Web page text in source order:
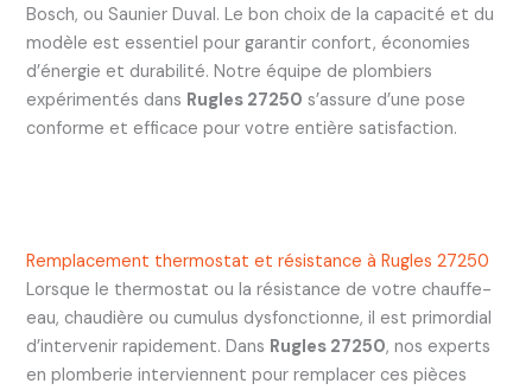
Bosch, ou Saunier Duval. Le bon choix de la capacité et du
modèle est essentiel pour garantir confort, économies
d’énergie et durabilité. Notre équipe de plombiers
expérimentés dans Rugles 27250 s’assure d’une pose
conforme et efficace pour votre entière satisfaction.
Remplacement thermostat et résistance à Rugles 27250
Lorsque le thermostat ou la résistance de votre chauffe-
eau, chaudière ou cumulus dysfonctionne, il est primordial
d’intervenir rapidement. Dans Rugles 27250, nos experts
en plomberie interviennent pour remplacer ces pièces